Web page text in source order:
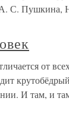
А. С.
от
И там, и там